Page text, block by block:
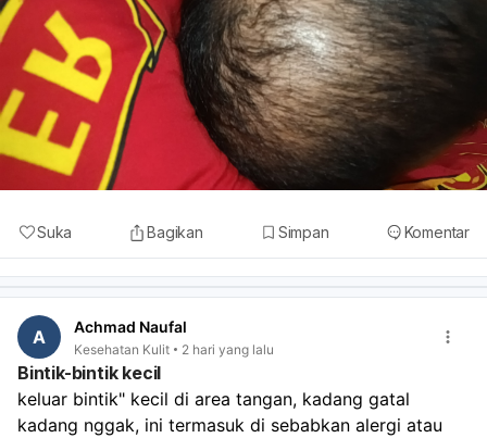
Suka Bagikan Simpan Komentar
A Achmad Naufal
Kesehatan Kulit 2 hari yang lalu
Bintik-bintik kecil
keluar bintik" kecil di area tangan, kadang gatal
kadang nggak, ini termasuk di sebabkan alergi atau